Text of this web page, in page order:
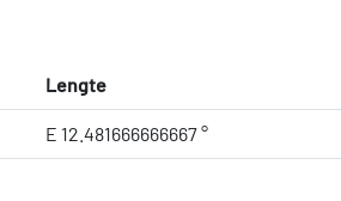
Lengte
E 12.481666666667 °